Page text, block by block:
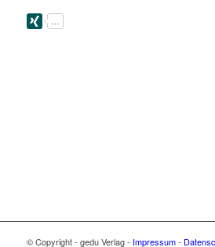
© Copyright - gedu Verlag - Impressum-